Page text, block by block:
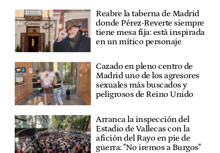
Reabre la taberna de Madrid
donde Pérez-Reverte siempre
tiene mesa fija: está inspirada
en un mítico personaje
Cazado en pleno centro de
Madrid uno de los agresores
sexuales más buscados y
peligrosos de Reino Unido
Arranca la inspección del
Estadio de Vallecas con la
afición del Rayo en pie de
guerra: "No iremos a Burgos"